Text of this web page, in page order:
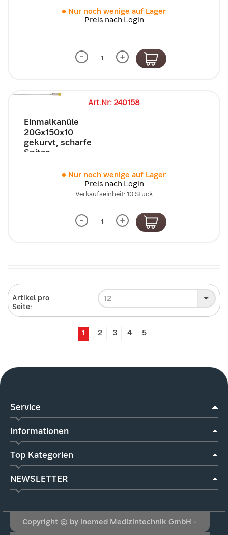
Nur noch wenige auf Lager
Preis nach Login
- +
Art.Nr: 240158
Einmalkanüle
20Gx150x10
gekurvt, scharfe
Spitze
Nur noch wenige auf Lager
Preis nach Login
Verkaufseinheit: 10 Stück
- +
Artikel pro
Seite:
12
1 2 3 4 5
Service
Informationen
Top Kategorien
NEWSLETTER
Copyright © by inomed Medizintechnik GmbH -